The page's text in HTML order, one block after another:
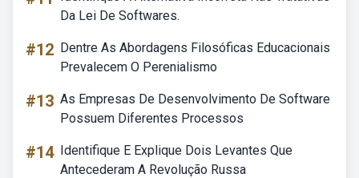
Da Lei De Softwares.
#12 Dentre As Abordagens Filosóficas Educacionais
Prevalecem O Perenialismo
#13 As Empresas De Desenvolvimento De Software
Possuem Diferentes Processos
#14 Identifique E Explique Dois Levantes Que
Antecederam A Revolução Russa